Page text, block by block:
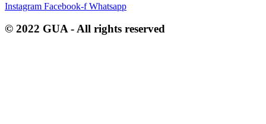
Instagram Facebook-f Whatsapp
© 2022 GUA - All rights reserved